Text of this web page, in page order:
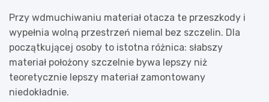
Przy wdmuchiwaniu materiał otacza te przeszkody i
wypełnia wolną przestrzeń niemal bez szczelin. Dla
początkującej osoby to istotna różnica: słabszy
materiał położony szczelnie bywa lepszy niż
teoretycznie lepszy materiał zamontowany
niedokładnie.